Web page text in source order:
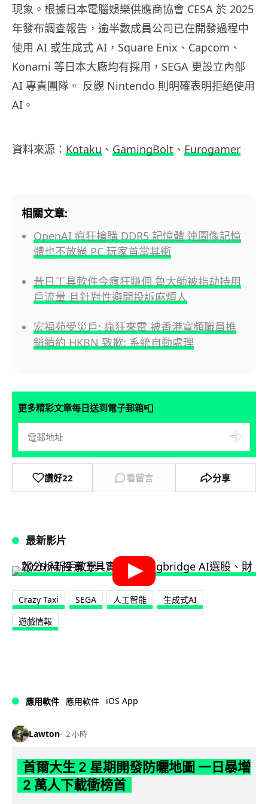
現象。根據日本電腦娛樂供應商協會 CESA 於 2025
年發布調查報告，逾半數成員公司已在開發過程中
使用 AI 或生成式 AI，Square Enix、Capcom、
Konami 等日本大廠均有採用，SEGA 更設立內部
AI 專責團隊。 反觀 Nintendo 則明確表明拒絕使用
AI。
資料來源： Kotaku 、 GamingBolt 、 Eurogamer
相關文章:
OpenAI 瘋狂搶購 DDR5 記憶體 連圖像記憶
體也不放過 PC 玩家首當其衝
昔日工具軟件今瘋狂賺佣 魯大師被指劫持用
戶流量 且針對性避開投訴麻煩人
宏福苑受災戶: 瘋狂來電 被香港寬頻職員推
銷續約 HKBN 致歉: 系統自動處理
更多精彩文章每日送到電子郵箱📮
讚好22 看留言 分享
最新影片
Crazy Taxi SEGA 人工智能
生成式AI
遊戲情報
應用軟件 應用軟件 iOS App
Lawton 2 小時
首爾大生 2 星期開發防曬地圖 一日暴增
2 萬人下載衝榜首